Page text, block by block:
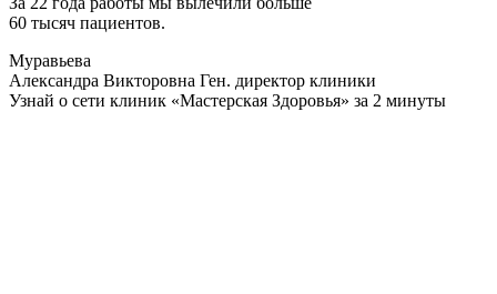
60 тысяч пациентов.
Муравьева
Александра Викторовна Ген. директор клиники
Узнай о сети клиник «Мастерская Здоровья» за 2 минуты